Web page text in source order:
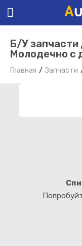
Б/У запчасти
Молодечно с
Главная Запчасти